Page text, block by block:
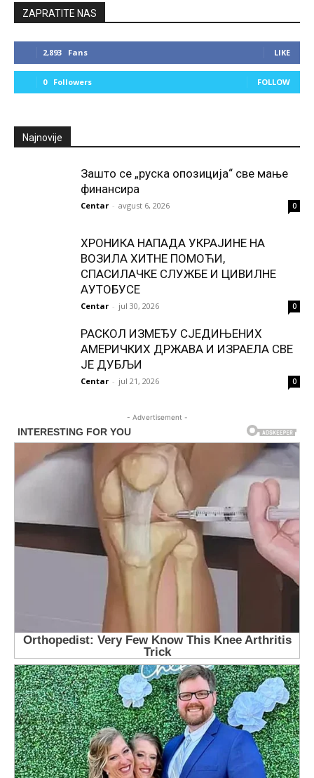
ZAPRATITE NAS
2,893 Fans LIKE
0 Followers FOLLOW
Najnovije
Зашто се „руска опозиција“ све мање
финансира
Centar - avgust 6, 2026 0
ХРОНИКА НАПАДА УКРАЈИНЕ НА
ВОЗИЛА ХИТНЕ ПОМОЋИ,
СПАСИЛАЧКЕ СЛУЖБЕ И ЦИВИЛНЕ
АУТОБУСЕ
Centar - jul 30, 2026 0
РАСКОЛ ИЗМЕЂУ СЈЕДИЊЕНИХ
АМЕРИЧКИХ ДРЖАВА И ИЗРАЕЛА СВЕ
ЈЕ ДУБЉИ
Centar - jul 21, 2026 0
- Advertisement -